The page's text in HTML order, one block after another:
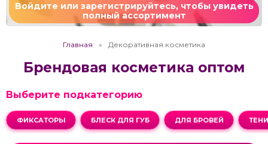
Войдите или зарегистрируйтесь,чтобы увидеть
полный ассортимент
Главная Декоративная косметика
Брендовая косметика оптом
Выберите подкатегорию
ФИКСАТОРЫ БЛЕСК ДЛЯ ГУБ ДЛЯ БРОВЕЙ ТЕНИ